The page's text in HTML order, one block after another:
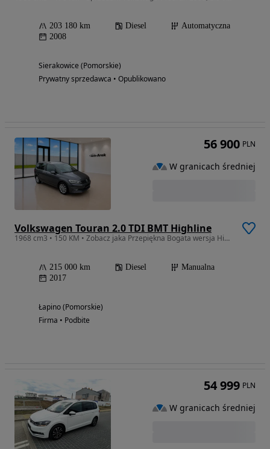
203 180 km Diesel
Automatyczna
2008
Sierakowice (Pomorskie)
Prywatny sprzedawca • Opublikowano
Volkswagen Touran 2.0 TDI BMT Highline
1968 cm3 • 150 KM • Zobacz jaka Przepiękna Bogata wersja Highline z Webasto Bardzo zadbany
215 000 km Diesel
Manualna
2017
Łapino (Pomorskie)
Firma • Podbite
56 900 PLN
W granicach średniej
54 999 PLN
W granicach średniej